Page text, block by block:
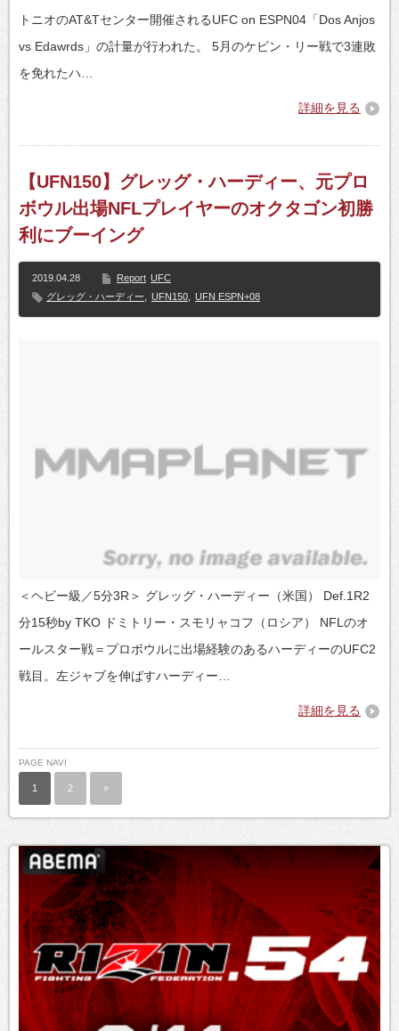
トニオのAT&Tセンター開催されるUFC on ESPN04「Dos Anjos
vs Edawrds」の計量が行われた。 5月のケビン・リー戦で3連敗
を免れたハ…
詳細を見る
【UFN150】グレッグ・ハーディー、元プロ
ボウル出場NFLプレイヤーのオクタゴン初勝
利にブーイング
2019.04.28 Report UFC
グレッグ・ハーディー
UFN150 UFN ESPN+08
＜ヘビー級／5分3R＞ グレッグ・ハーディー（米国） Def.1R2
分15秒by TKO ドミトリー・スモリャコフ（ロシア） NFLのオ
ールスター戦＝プロボウルに出場経験のあるハーディーのUFC2
戦目。左ジャブを伸ばすハーディー…
詳細を見る
PAGE NAVI
1 2 »